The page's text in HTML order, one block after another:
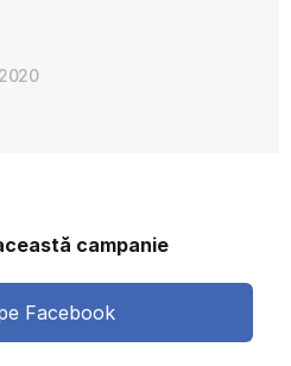
campanie
Facebook